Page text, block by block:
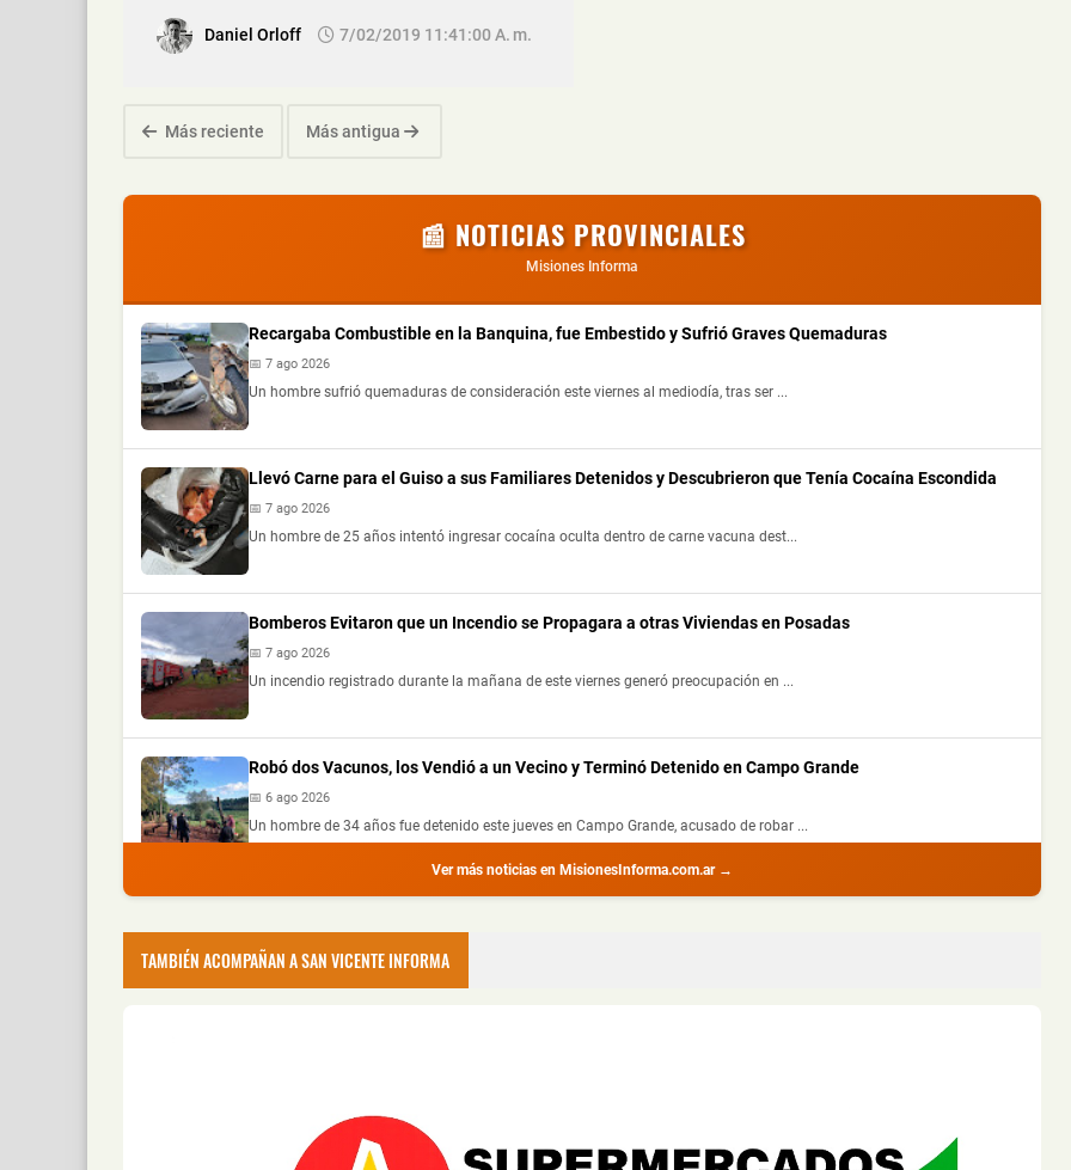
Daniel Orloff 7/02/2019 11:41:00 A. M.
Más reciente Más antigua
📰 NOTICIAS PROVINCIALES
Misiones Informa
Recargaba Combustible en la Banquina, fue Embestido y Sufrió Graves Quemaduras
📅 7 ago 2026
Un hombre sufrió quemaduras de consideración este viernes al mediodía, tras ser ...
Llevó Carne para el Guiso a sus Familiares Detenidos y Descubrieron que Tenía Cocaína Escondida
📅 7 ago 2026
Un hombre de 25 años intentó ingresar cocaína oculta dentro de carne vacuna dest...
Bomberos Evitaron que un Incendio se Propagara a otras Viviendas en Posadas
📅 7 ago 2026
Un incendio registrado durante la mañana de este viernes generó preocupación en ...
Robó dos Vacunos, los Vendió a un Vecino y Terminó Detenido en Campo Grande
📅 6 ago 2026
Un hombre de 34 años fue detenido este jueves en Campo Grande, acusado de robar ...
Santa Ana
📅 6 ago 2026
Dos personas resultaron heridas este jueves por la tarde luego de que la motocic...
Un automóvil protagonizó un despiste este jueves al mediodía sobre la Ruta Nacio...
Ver más noticias en MisionesInforma.com.ar →
TAMBIÉN ACOMPAÑAN A SAN VICENTE INFORMA